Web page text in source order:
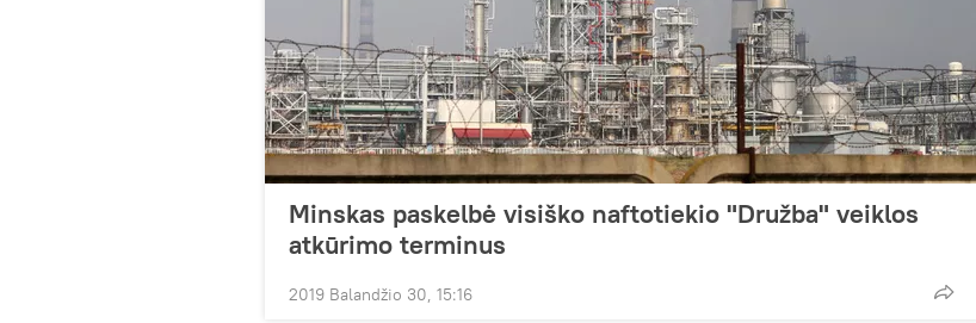
Minskas paskelbė visiško naftotiekio "Družba" veiklos
atkūrimo terminus
2019 Balandžio 30, 15:16